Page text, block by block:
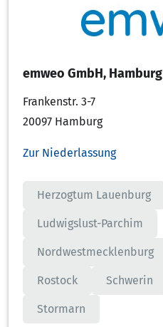
emweo GmbH, Hamburg
Frankenstr. 3-7
20097 Hamburg
Zur Niederlassung
Herzogtum Lauenburg
Ludwigslust-Parchim
Nordwestmecklenburg
Rostock Schwerin
Stormarn